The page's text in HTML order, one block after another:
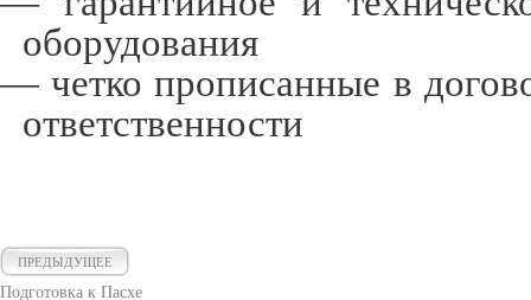
оборудования
— четко прописанные в
ответственности
ПРЕДЫДУЩЕЕ
Подготовка к Пасхе